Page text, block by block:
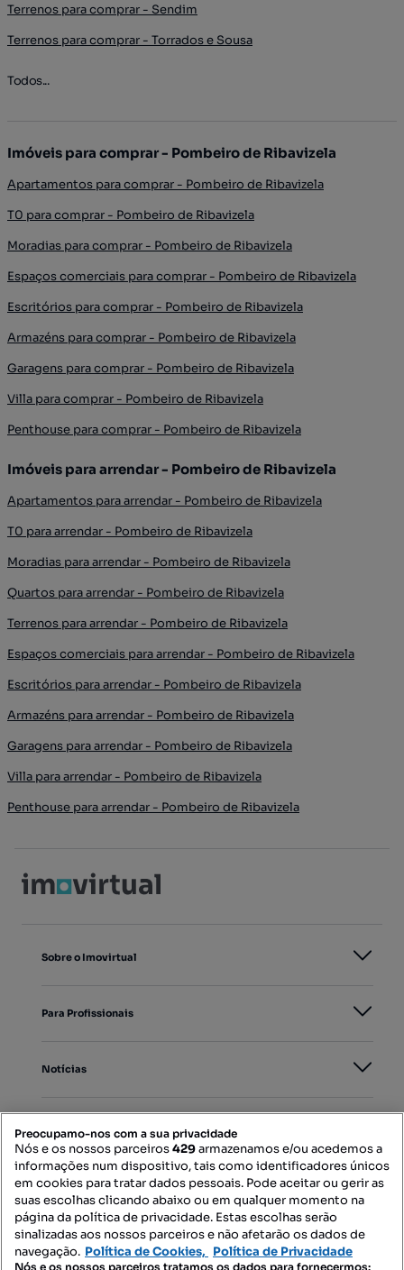
Terrenos para comprar - Sendim
Terrenos para comprar - Torrados e Sousa
Todos...
Imóveis para comprar - Pombeiro de Ribavizela
Apartamentos para comprar - Pombeiro de Ribavizela
T0 para comprar - Pombeiro de Ribavizela
Moradias para comprar - Pombeiro de Ribavizela
Espaços comerciais para comprar - Pombeiro de Ribavizela
Escritórios para comprar - Pombeiro de Ribavizela
Armazéns para comprar - Pombeiro de Ribavizela
Garagens para comprar - Pombeiro de Ribavizela
Villa para comprar - Pombeiro de Ribavizela
Penthouse para comprar - Pombeiro de Ribavizela
Imóveis para arrendar - Pombeiro de Ribavizela
Apartamentos para arrendar - Pombeiro de Ribavizela
T0 para arrendar - Pombeiro de Ribavizela
Moradias para arrendar - Pombeiro de Ribavizela
Quartos para arrendar - Pombeiro de Ribavizela
Terrenos para arrendar - Pombeiro de Ribavizela
Espaços comerciais para arrendar - Pombeiro de Ribavizela
Escritórios para arrendar - Pombeiro de Ribavizela
Armazéns para arrendar - Pombeiro de Ribavizela
Garagens para arrendar - Pombeiro de Ribavizela
Villa para arrendar - Pombeiro de Ribavizela
Penthouse para arrendar - Pombeiro de Ribavizela
Sobre o Imovirtual
Para Profissionais
Notícias
Mapa do Site
Contacte-nos
Preocupamo-nos com a sua privacidade
Nós e os nossos parceiros429armazenamos e/ou acedemos a
informações num dispositivo, tais como identificadores únicos
em cookies para tratar dados pessoais. Pode aceitar ou gerir as
suas escolhas clicando abaixo ou em qualquer momento na
página da política de privacidade. Estas escolhas serão
sinalizadas aos nossos parceiros e não afetarão os dados de
navegação. Política de Cookies, Política de Privacidade
Nós e os nossos parceiros tratamos os dados para fornecermos: